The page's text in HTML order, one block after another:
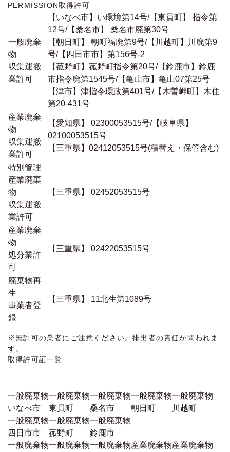
PERMISSION取得許可
一般廃棄
物
収集運搬
業許可
【いなべ市】い環境第14号/【東員町】 指令第
12号/【桑名市】 桑名市廃第30号
【朝日町】 朝町福廃第9号/【川越町】川廃第9
号/【四日市市】第156号-2
【菰野町】菰野町指令第20号/【鈴鹿市】鈴鹿
市指令廃第1545号/【亀山市】亀山07第25号
【津市】津指令環政第401号/【木曽岬町】木住
第20-431号
産業廃棄
物
収集運搬
業許可
【愛知県】 02300053515号/【岐阜県】
02100053515号
【三重県】02412053515号(積替え・保管含む)
特別管理
産業廃棄
物
収集運搬
業許可
【三重県】 02452053515号
産業廃棄
物
処分業許
可
【三重県】 02422053515号
廃棄物再
生
事業者登
録
【三重県】 11北生第1089号
※無許可の業者にご注意ください。排出者の責任が問われま
す。
取得許可証一覧
一般廃棄物
いなべ市
一般廃棄物
東員町
一般廃棄物
桑名市
一般廃棄物
朝日町
一般廃棄物
川越町
一般廃棄物
四日市市
一般廃棄物
菰野町
一般廃棄物
鈴鹿市
一般廃棄物一般廃棄物一般廃棄物産業廃棄物産業廃棄物